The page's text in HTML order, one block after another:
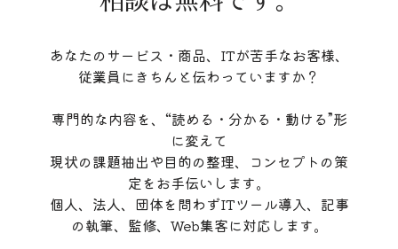
あなたのサービス・商品、ITが苦手なお客様、
従業員にきちんと伝わっていますか？
専門的な内容を、“読める・分かる・動ける”形
に変えて
現状の課題抽出や目的の整理、コンセプトの策
定をお手伝いします。
個人、法人、団体を問わずITツール導入、記事
の執筆、監修、Web集客に対応します。